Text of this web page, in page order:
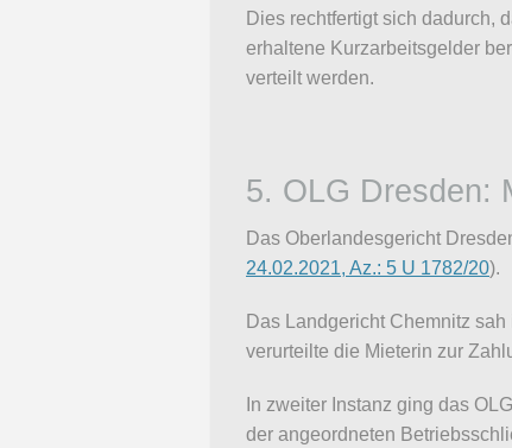
Dies rechtfertigt sich dadurch,
erhaltene Kurzarbeitsgelder
verteilt werden.
5. OLG Dresden:
Das Oberlandesgericht
24.02.2021, Az.: 5 U 1782/20).
Das Landgericht Chemnitz
verurteilte die Mieterin zur
In zweiter Instanz ging das
der angeordneten